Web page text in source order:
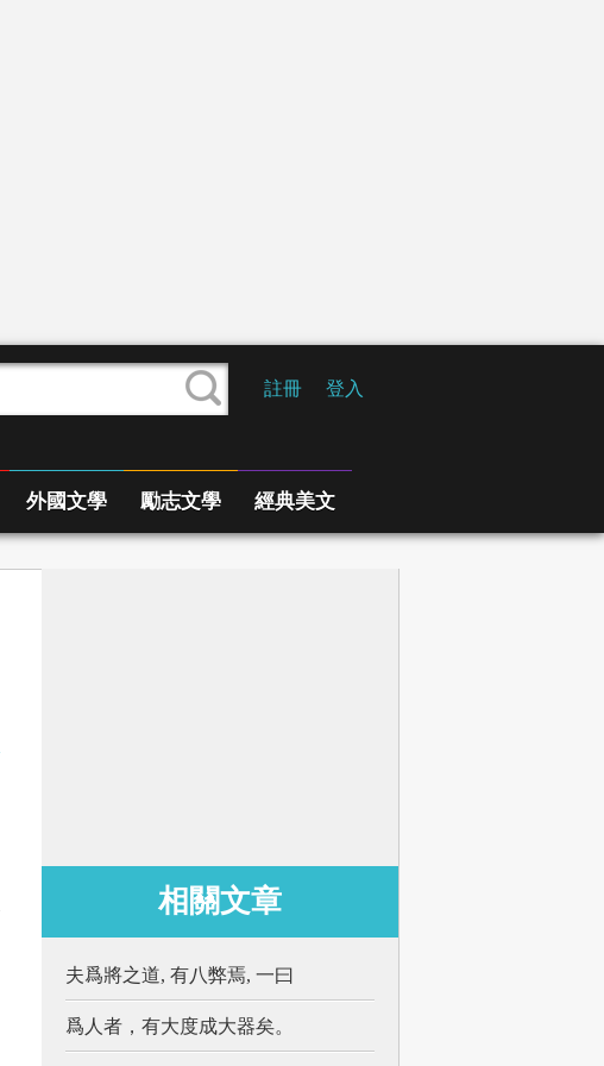
註冊 登入
外國文學 勵志文學 經典美文
相關文章
夫爲將之道, 有八弊焉, 一曰
爲人者，有大度成大器矣。